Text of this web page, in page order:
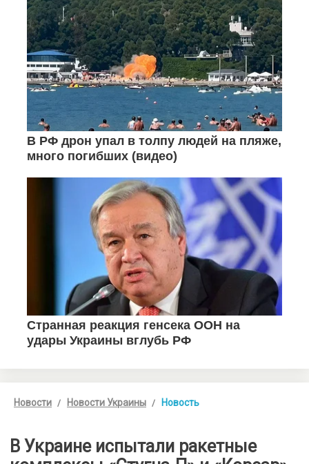
Новости Новости Украины Новость
В Украине испытали ракетные